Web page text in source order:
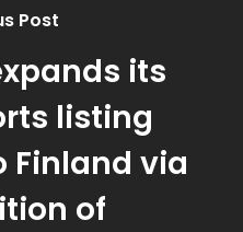
Post
its
listing
Finland via
of